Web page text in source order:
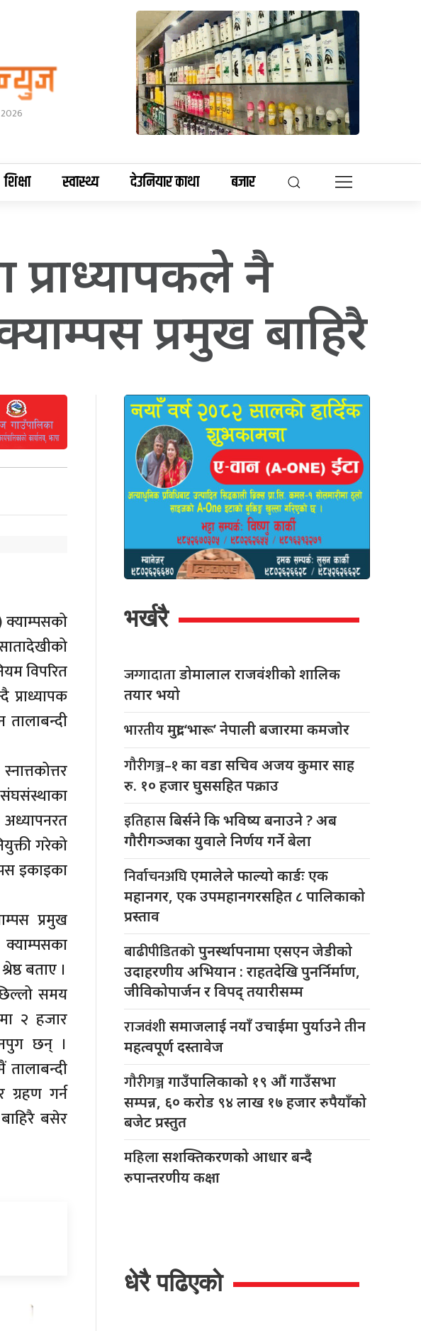
2026
शिक्षा स्वास्थ्य देउनियार काथा बजार
प्राध्यापकले नै
प्रमुख बाहिरै
क्याम्पसको
विपरित
प्राध्यापक
गरेको
इकाइका
प्रमुख
बताए ।
समय
२ हजार
नपुग छन् ।
ग्रहण गर्न
बसेर
भर्खरै
जग्गादाताडोमालाल राजवंशीको शालिक
तयार भयो
भारतीयमुद्रा ‘भारू’ नेपाली बजारमा कमजाेर
गौरीगञ्ज–१का वडा सचिव अजय कुमार साह
रु. १० हजार घुससहित पक्राउ
इतिहासबिर्सने कि भविष्य बनाउने ? अब
गौरीगञ्जका युवाले निर्णय गर्ने बेला
निर्वाचनअघिएमालेले फाल्यो कार्डः एक
महानगर, एक उपमहानगरसहित ८ पालिकाको
प्रस्ताव
बाढीपीडितकोपुनर्स्थापनामा एसएन जेडीको
उदाहरणीय अभियान : राहतदेखि पुनर्निर्माण,
जीविकोपार्जन र विपद् तयारीसम्म
राजवंशीसमाजलाई नयाँ उचाईमा पुर्याउने तीन
महत्वपूर्ण दस्तावेज
गौरीगञ्जगाउँपालिकाको १९ औं गाउँसभा
सम्पन्न, ६० करोड ९४ लाख १७ हजार रुपैयाँको
बजेट प्रस्तुत
महिलासशक्तिकरणको आधार बन्दै
रुपान्तरणीय कक्षा
धेरै पढिएको